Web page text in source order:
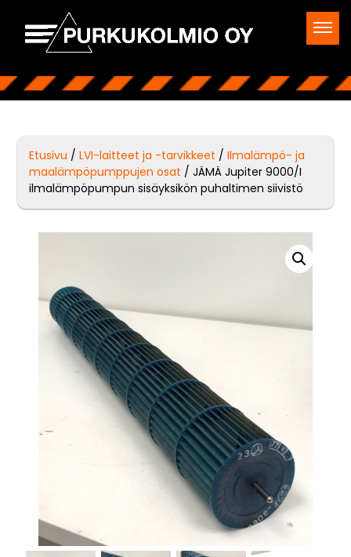
Etusivu /LVI-laitteet ja -tarvikkeet /Ilmalämpö- ja
maalämpöpumppujen osat / JÄMÄ Jupiter 9000/I
ilmalämpöpumpun sisäyksikön puhaltimen siivistö